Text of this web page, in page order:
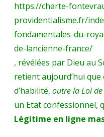
https://charte-
providentialisme.fr/
fondamentales-du-
de-lancienne-france/
, révélées par Dieu au
retient aujourd’hui que
d’habilité, outre la Loi
un Etat confessionnel,
Légitime en ligne